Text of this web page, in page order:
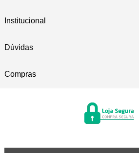
Institucional
Dúvidas
Compras